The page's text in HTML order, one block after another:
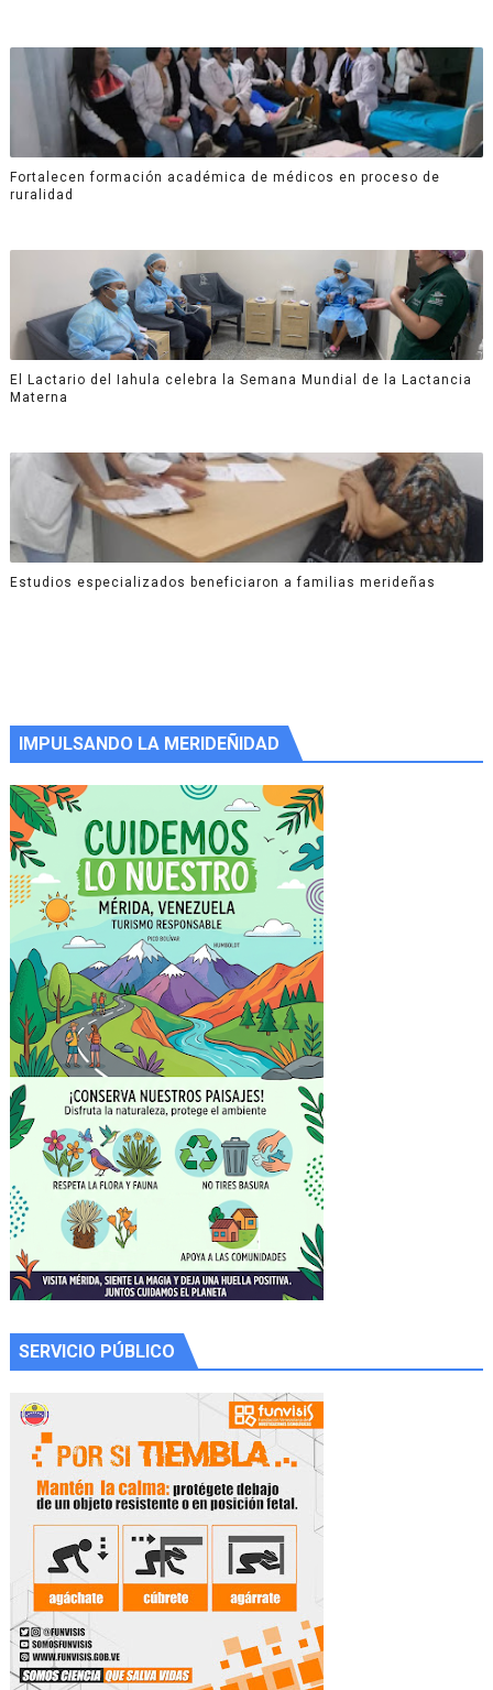
Fortalecen formación académica de médicos en proceso de
ruralidad
El Lactario del Iahula celebra la Semana Mundial de la Lactancia
Materna
Estudios especializados beneficiaron a familias merideñas
IMPULSANDO LA MERIDEÑIDAD
SERVICIO PÚBLICO